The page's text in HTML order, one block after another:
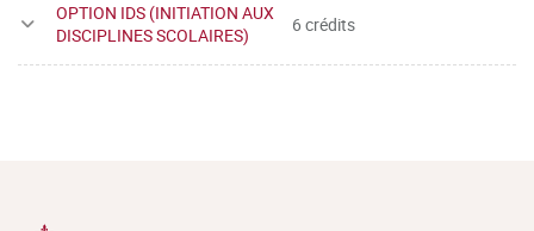
OPTION IDS (INITIATION AUX
DISCIPLINES SCOLAIRES)
6 crédits